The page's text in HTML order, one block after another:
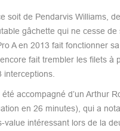
soit de Pendarvis Williams,
gâchette qui ne cesse
A en 2013 fait fonctionner
fait trembler les filets
accompagné d’un Arthur
en 26 minutes), qui a
value intéressant lors de la